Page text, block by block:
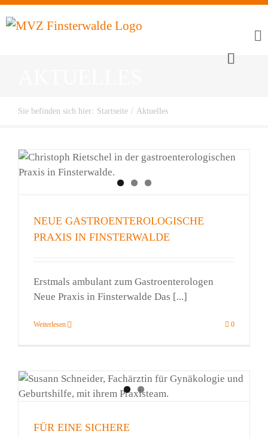
Zum
Inhalt
Sie befinden sich hier: Startseite / Aktuelles
NEUE GASTROENTEROLOGISCHE
PRAXIS IN FINSTERWALDE
Erstmals ambulant zum Gastroenterologen
Neue Praxis in Finsterwalde Das [...]
Weiterlesen 0
FÜR EINE SICHERE